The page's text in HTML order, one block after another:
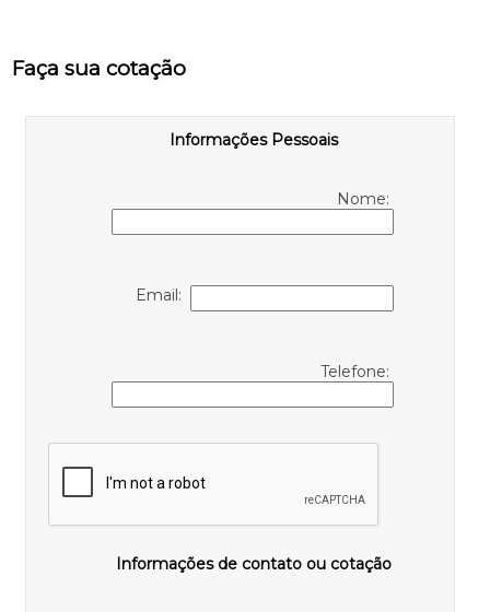
Faça sua cotação
Informações Pessoais
Nome:
Email:
Telefone:
Informações de contato ou cotação